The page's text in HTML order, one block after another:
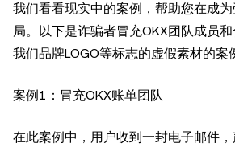
我们看看现实中的案例，帮助您在成
局。以下是诈骗者冒充OKX团队成员
我们品牌LOGO等标志的虚假素材的案
案例1：冒充OKX账单团队
在此案例中，用户收到一封电子邮件